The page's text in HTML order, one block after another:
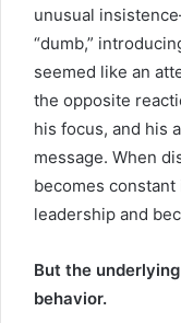
unusual
“dumb,”
seemed like an
the opposite
his focus, and his
message. When
becomes
leadership and
But the
behavior.